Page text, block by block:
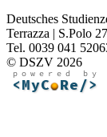
Deutsches
Terrazza | S.Polo
Tel. 0039 041
© DSZV 2026